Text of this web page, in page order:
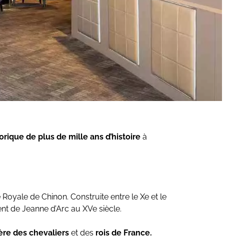
de plus de mille ans d’histoire à
de Chinon. Construite entre le Xe et le
de Jeanne d’Arc au XVe siècle.
des chevaliers et des rois de France.